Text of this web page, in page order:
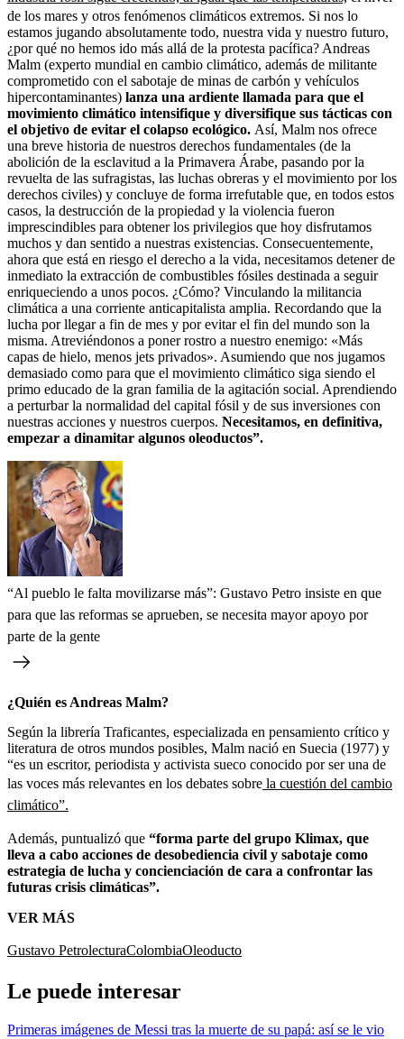
de los mares y otros fenómenos climáticos extremos. Si nos lo
estamos jugando absolutamente todo, nuestra vida y nuestro futuro,
¿por qué no hemos ido más allá de la protesta pacífica? Andreas
Malm (experto mundial en cambio climático, además de militante
comprometido con el sabotaje de minas de carbón y vehículos
hipercontaminantes) lanza una ardiente llamada para que el
movimiento climático intensifique y diversifique sus tácticas con
el objetivo de evitar el colapso ecológico. Así, Malm nos ofrece
una breve historia de nuestros derechos fundamentales (de la
abolición de la esclavitud a la Primavera Árabe, pasando por la
revuelta de las sufragistas, las luchas obreras y el movimiento por los
derechos civiles) y concluye de forma irrefutable que, en todos estos
casos, la destrucción de la propiedad y la violencia fueron
imprescindibles para obtener los privilegios que hoy disfrutamos
muchos y dan sentido a nuestras existencias. Consecuentemente,
ahora que está en riesgo el derecho a la vida, necesitamos detener de
inmediato la extracción de combustibles fósiles destinada a seguir
enriqueciendo a unos pocos. ¿Cómo? Vinculando la militancia
climática a una corriente anticapitalista amplia. Recordando que la
lucha por llegar a fin de mes y por evitar el fin del mundo son la
misma. Atreviéndonos a poner rostro a nuestro enemigo: «Más
capas de hielo, menos jets privados». Asumiendo que nos jugamos
demasiado como para que el movimiento climático siga siendo el
primo educado de la gran familia de la agitación social. Aprendiendo
a perturbar la normalidad del capital fósil y de sus inversiones con
nuestras acciones y nuestros cuerpos. Necesitamos, en definitiva,
empezar a dinamitar algunos oleoductos”.
“Al pueblo le falta movilizarse más”: Gustavo Petro insiste en que
para que las reformas se aprueben, se necesita mayor apoyo por
parte de la gente
¿Quién es Andreas Malm?
Según la librería Traficantes, especializada en pensamiento crítico y
literatura de otros mundos posibles, Malm nació en Suecia (1977) y
“es un escritor, periodista y activista sueco conocido por ser una de
las voces más relevantes en los debates sobre la cuestión del cambio
climático”.
Además, puntualizó que “forma parte del grupo Klimax, que
lleva a cabo acciones de desobediencia civil y sabotaje como
estrategia de lucha y concienciación de cara a confrontar las
futuras crisis climáticas”.
VER MÁS
Gustavo PetrolecturaColombiaOleoducto
Le puede interesar
Primeras imágenes de Messi tras la muerte de su papá: así se le vio